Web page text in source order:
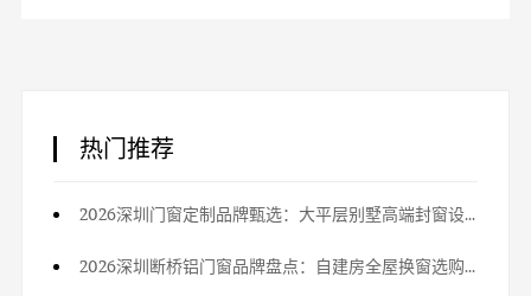
热门推荐
2026深圳门窗定制品牌甄选：大平层别墅高端封窗设计方案
2026深圳断桥铝门窗品牌盘点：自建房全屋换窗选购参考